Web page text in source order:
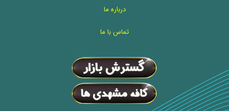
درباره ما
تماس با ما